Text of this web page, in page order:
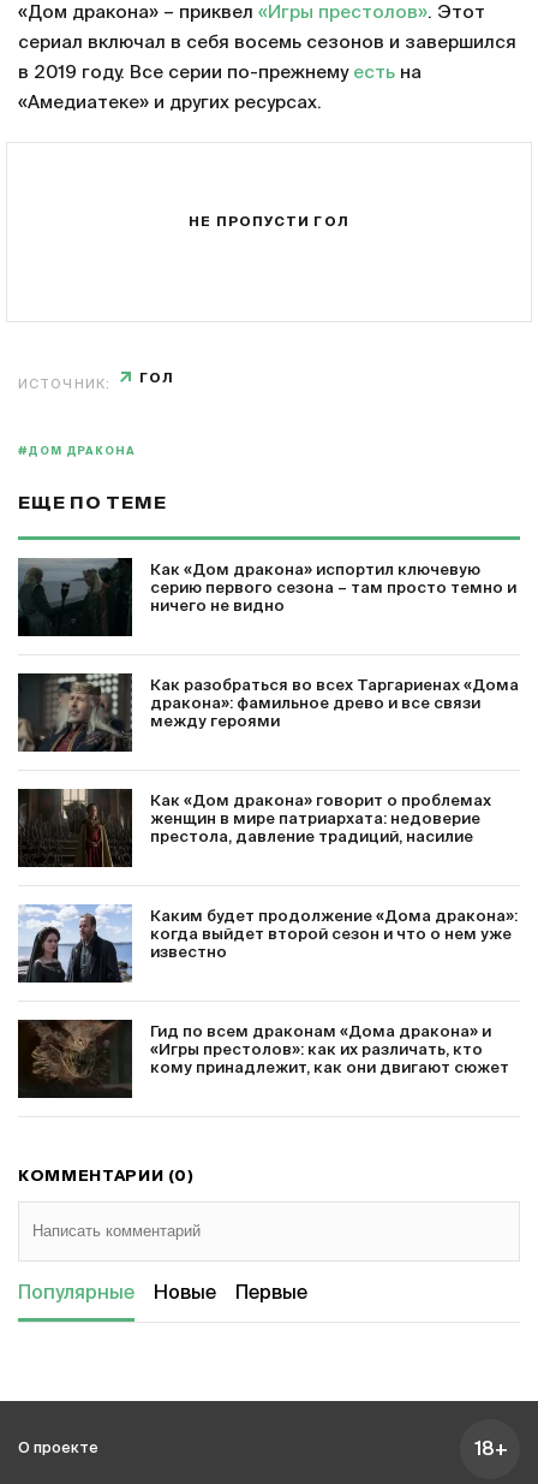
«Дом дракона» – приквел «Игры престолов». Этот
сериал включал в себя восемь сезонов и завершился
в 2019 году. Все серии по-прежнему есть на
«Амедиатеке» и других ресурсах.
НЕ ПРОПУСТИ ГОЛ
ИСТОЧНИК: ГОЛ
#ДОМ ДРАКОНА
ЕЩЕ ПО ТЕМЕ
Как «Дом дракона» испортил ключевую
серию первого сезона – там просто темно и
ничего не видно
Как разобраться во всех Таргариенах «Дома
дракона»: фамильное древо и все связи
между героями
Как «Дом дракона» говорит о проблемах
женщин в мире патриархата: недоверие
престола, давление традиций, насилие
Каким будет продолжение «Дома дракона»:
когда выйдет второй сезон и что о нем уже
известно
Гид по всем драконам «Дома дракона» и
«Игры престолов»: как их различать, кто
кому принадлежит, как они двигают сюжет
КОММЕНТАРИИ (0)
Популярные Новые Первые
О проекте 18+